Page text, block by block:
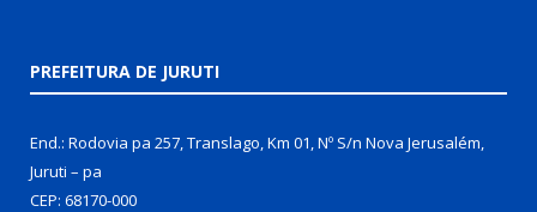
PREFEITURA DE JURUTI
End.: Rodovia pa 257, Translago, Km 01, Nº S/n Nova Jerusalém,
Juruti – pa
CEP: 68170-000